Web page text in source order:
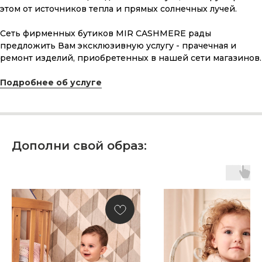
этом от источников тепла и прямых солнечных лучей.
Сеть фирменных бутиков MIR CASHMERE рады
предложить Вам эксклюзивную услугу - прачечная и
ремонт изделий, приобретенных в нашей сети магазинов.
Подробнее об услуге
Дополни свой образ:
ПОДАРОЧНАЯ КАРТА
и рассчитанного на долгие годы?
КУПИТЬ КАРТУ